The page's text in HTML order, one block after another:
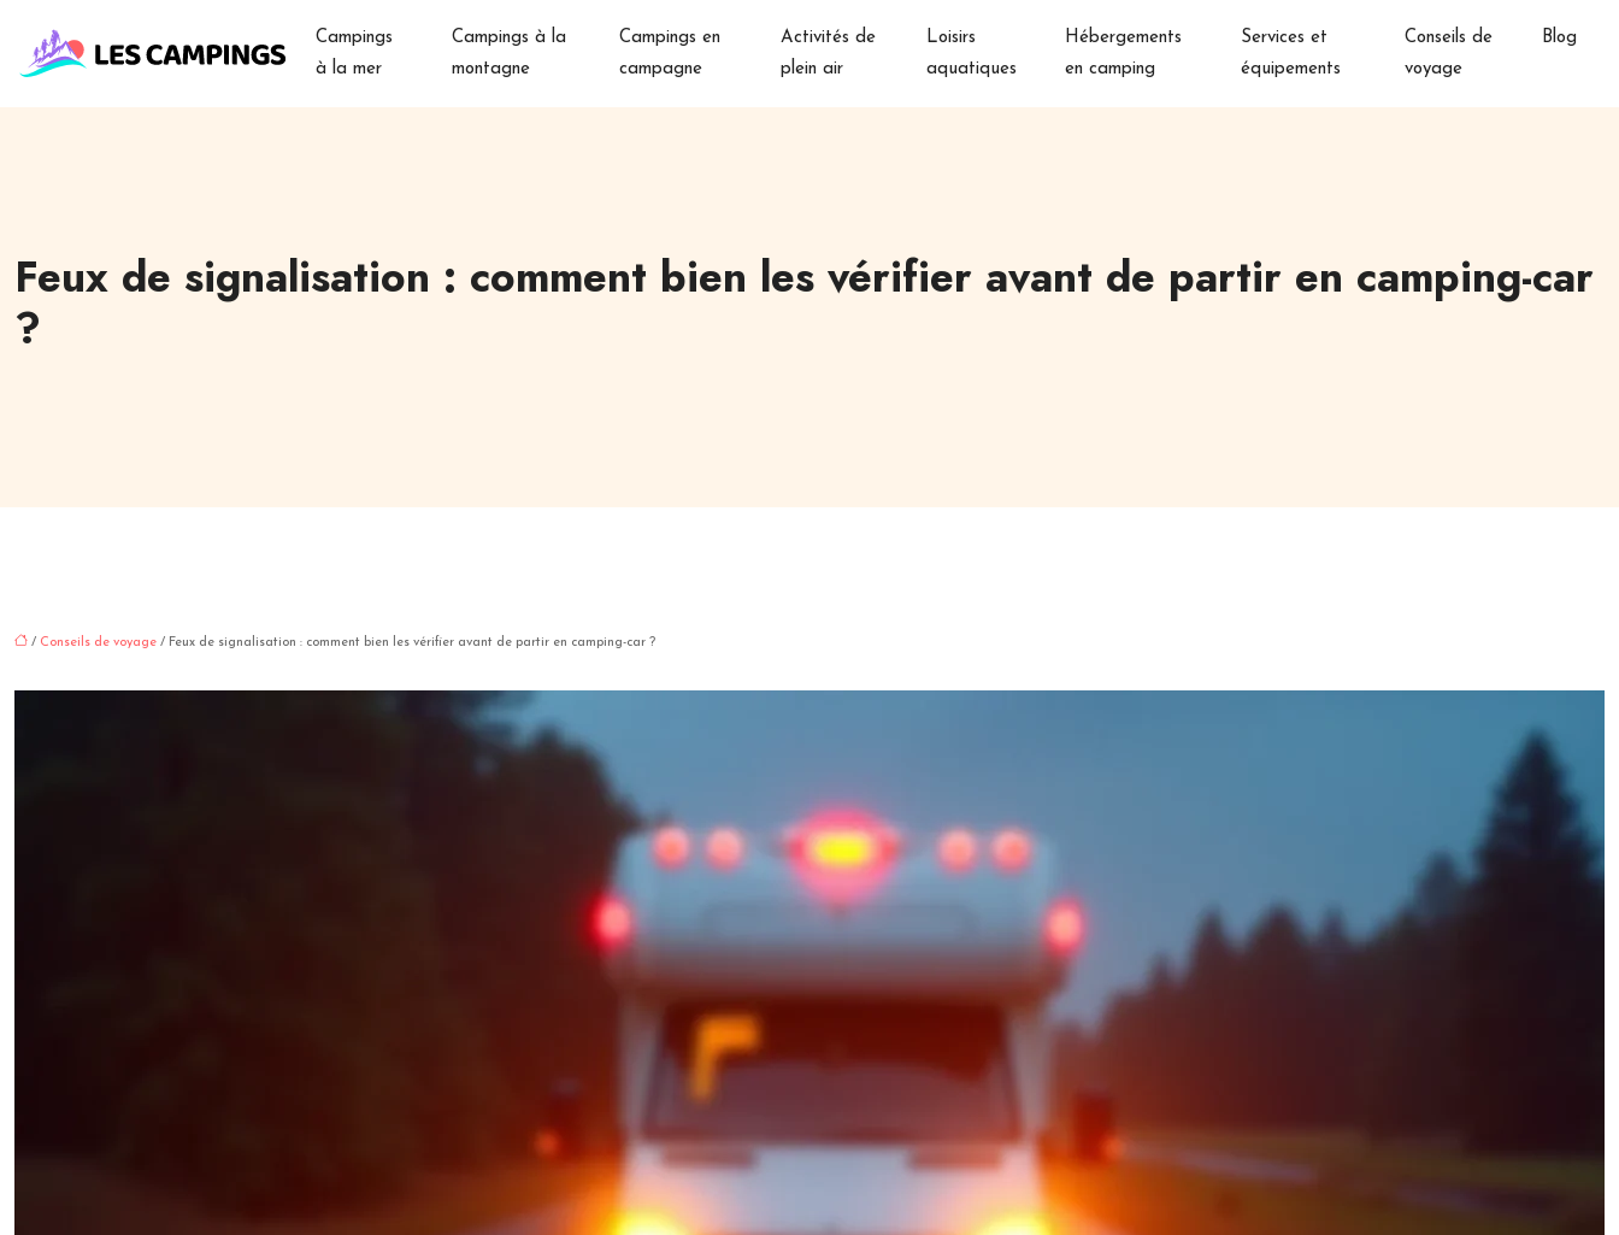
Campings
à la mer
Campings à la
montagne
Campings en
campagne
Activités de
plein air
Loisirs
aquatiques
Hébergements
en camping
Services et
équipements
Conseils de
voyage
Blog
Feux de signalisation : comment bien les vérifier avant de partir en camping-car
?
/ Conseils de voyage / Feux de signalisation : comment bien les vérifier avant de partir en camping-car ?